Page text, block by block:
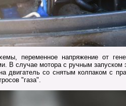
переменное напряжение от
В случае мотора с ручным
двигатель со снятым колпаком с
"газа".